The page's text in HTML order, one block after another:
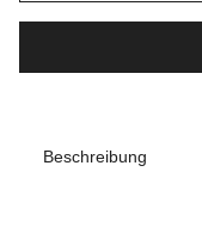
Beschreibung